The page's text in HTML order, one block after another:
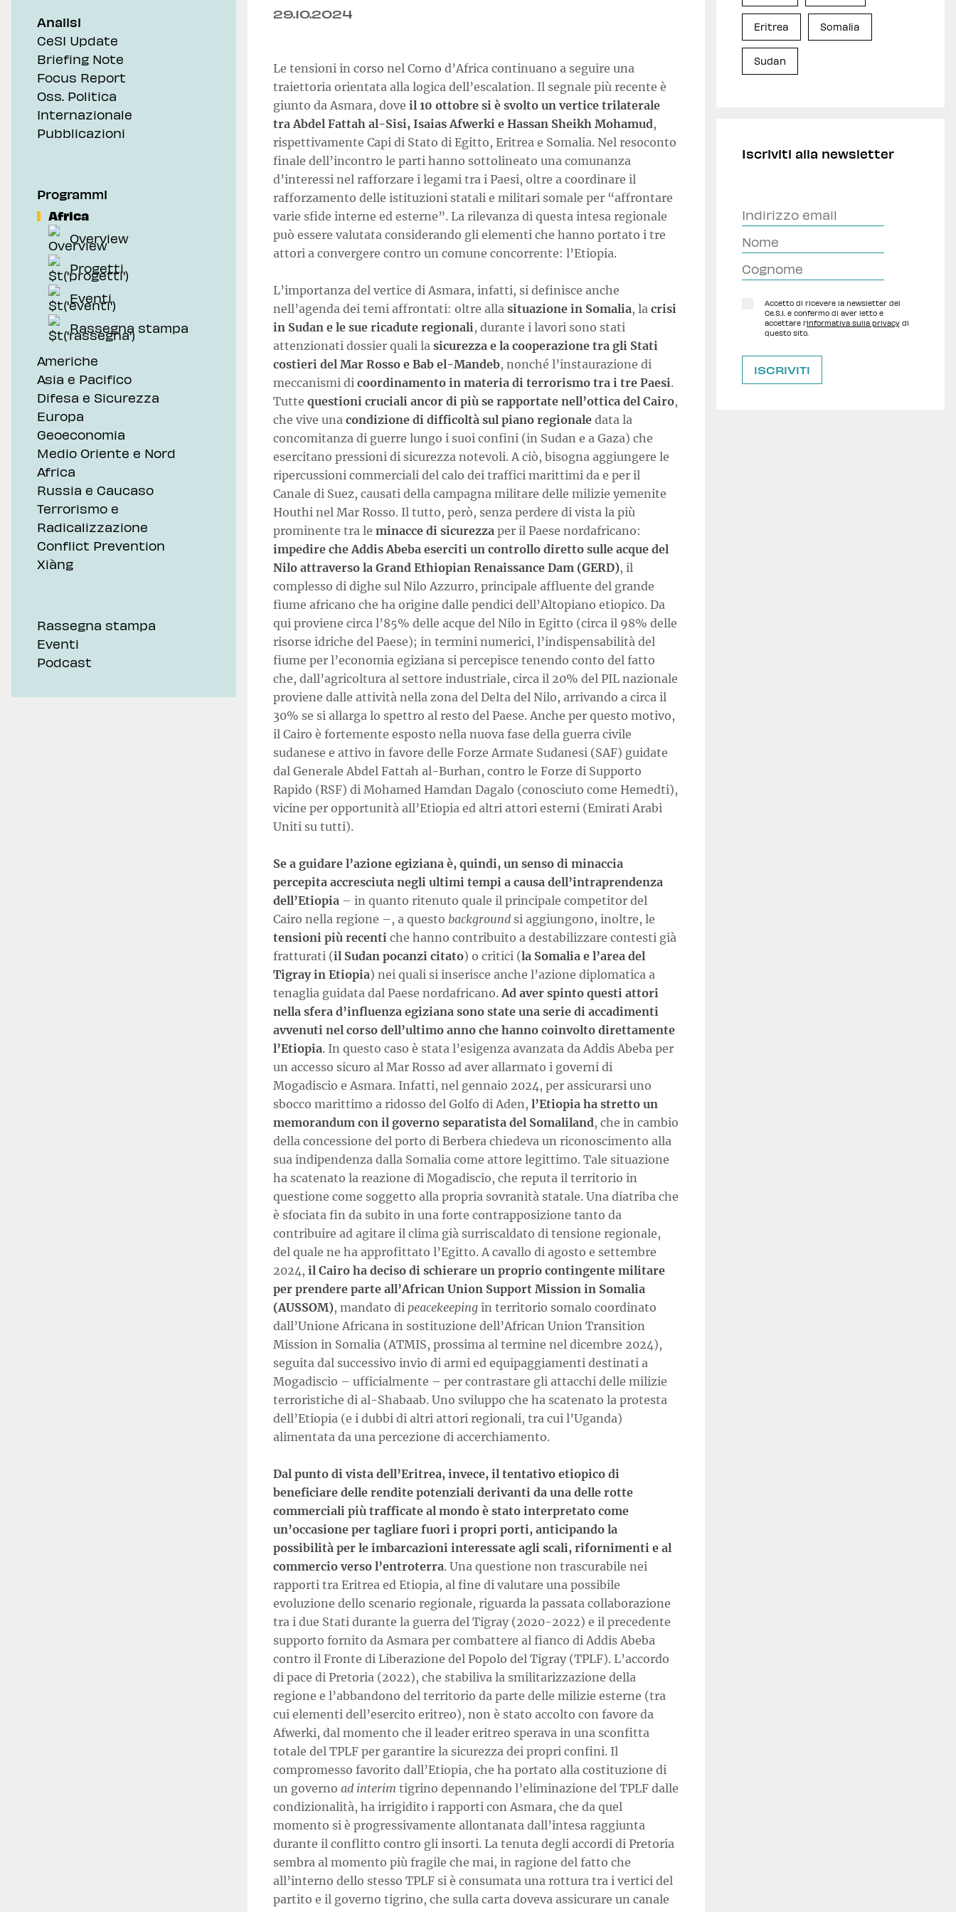
Analisi
CeSI Update
Briefing Note
Focus Report
Oss. Politica
Internazionale
Pubblicazioni
Programmi
Africa
Overview
Progetti
Eventi
Rassegna stampa
Americhe
Asia e Pacifico
Difesa e Sicurezza
Europa
Geoeconomia
Medio Oriente e Nord
Africa
Russia e Caucaso
Terrorismo e
Radicalizzazione
Conflict Prevention
Xiàng
Rassegna stampa
Eventi
Podcast
29.10.2024
Le tensioni in corso nel Corno d’Africa continuano a seguire una
traiettoria orientata alla logica dell’escalation. Il segnale più recente è
giunto da Asmara, dove il 10 ottobre si è svolto un vertice trilaterale
tra Abdel Fattah al-Sisi, Isaias Afwerki e Hassan Sheikh Mohamud,
rispettivamente Capi di Stato di Egitto, Eritrea e Somalia. Nel resoconto
finale dell’incontro le parti hanno sottolineato una comunanza
d’interessi nel rafforzare i legami tra i Paesi, oltre a coordinare il
rafforzamento delle istituzioni statali e militari somale per “affrontare
varie sfide interne ed esterne”. La rilevanza di questa intesa regionale
può essere valutata considerando gli elementi che hanno portato i tre
attori a convergere contro un comune concorrente: l’Etiopia.
L’importanza del vertice di Asmara, infatti, si definisce anche
nell’agenda dei temi affrontati: oltre alla situazione in Somalia, la crisi
in Sudan e le sue ricadute regionali, durante i lavori sono stati
attenzionati dossier quali la sicurezza e la cooperazione tra gli Stati
costieri del Mar Rosso e Bab el-Mandeb, nonché l’instaurazione di
meccanismi di coordinamento in materia di terrorismo tra i tre Paesi.
Tutte questioni cruciali ancor di più se rapportate nell’ottica del Cairo,
che vive una condizione di difficoltà sul piano regionale data la
concomitanza di guerre lungo i suoi confini (in Sudan e a Gaza) che
esercitano pressioni di sicurezza notevoli. A ciò, bisogna aggiungere le
ripercussioni commerciali del calo dei traffici marittimi da e per il
Canale di Suez, causati della campagna militare delle milizie yemenite
Houthi nel Mar Rosso. Il tutto, però, senza perdere di vista la più
prominente tra le minacce di sicurezza per il Paese nordafricano:
impedire che Addis Abeba eserciti un controllo diretto sulle acque del
Nilo attraverso la Grand Ethiopian Renaissance Dam (GERD), il
complesso di dighe sul Nilo Azzurro, principale affluente del grande
fiume africano che ha origine dalle pendici dell’Altopiano etiopico. Da
qui proviene circa l’85% delle acque del Nilo in Egitto (circa il 98% delle
risorse idriche del Paese); in termini numerici, l’indispensabilità del
fiume per l’economia egiziana si percepisce tenendo conto del fatto
che, dall’agricoltura al settore industriale, circa il 20% del PIL nazionale
proviene dalle attività nella zona del Delta del Nilo, arrivando a circa il
30% se si allarga lo spettro al resto del Paese. Anche per questo motivo,
il Cairo è fortemente esposto nella nuova fase della guerra civile
sudanese e attivo in favore delle Forze Armate Sudanesi (SAF) guidate
dal Generale Abdel Fattah al-Burhan, contro le Forze di Supporto
Rapido (RSF) di Mohamed Hamdan Dagalo (conosciuto come Hemedti),
vicine per opportunità all’Etiopia ed altri attori esterni (Emirati Arabi
Uniti su tutti).
Se a guidare l’azione egiziana è, quindi, un senso di minaccia
percepita accresciuta negli ultimi tempi a causa dell’intraprendenza
dell’Etiopia – in quanto ritenuto quale il principale competitor del
Cairo nella regione –, a questo background si aggiungono, inoltre, le
tensioni più recenti che hanno contribuito a destabilizzare contesti già
fratturati (il Sudan pocanzi citato) o critici (la Somalia e l’area del
Tigray in Etiopia) nei quali si inserisce anche l’azione diplomatica a
tenaglia guidata dal Paese nordafricano.Ad aver spinto questi attori
nella sfera d’influenza egiziana sono state una serie di accadimenti
avvenuti nel corso dell’ultimo anno che hanno coinvolto direttamente
l’Etiopia. In questo caso è stata l’esigenza avanzata da Addis Abeba per
un accesso sicuro al Mar Rosso ad aver allarmato i governi di
Mogadiscio e Asmara. Infatti, nel gennaio 2024, per assicurarsi uno
sbocco marittimo a ridosso del Golfo di Aden, l’Etiopia ha stretto un
memorandum con il governo separatista del Somaliland, che in cambio
della concessione del porto di Berbera chiedeva un riconoscimento alla
sua indipendenza dalla Somalia come attore legittimo. Tale situazione
ha scatenato la reazione di Mogadiscio, che reputa il territorio in
questione come soggetto alla propria sovranità statale. Una diatriba che
è sfociata fin da subito in una forte contrapposizione tanto da
contribuire ad agitare il clima già surriscaldato di tensione regionale,
del quale ne ha approfittato l’Egitto. A cavallo di agosto e settembre
2024, il Cairo ha deciso di schierare un proprio contingente militare
per prendere parte all’African Union Support Mission in Somalia
(AUSSOM), mandato di peacekeeping in territorio somalo coordinato
dall’Unione Africana in sostituzione dell’African Union Transition
Mission in Somalia (ATMIS, prossima al termine nel dicembre 2024),
seguita dal successivo invio di armi ed equipaggiamenti destinati a
Mogadiscio – ufficialmente – per contrastare gli attacchi delle milizie
terroristiche di al-Shabaab. Uno sviluppo che ha scatenato la protesta
dell’Etiopia (e i dubbi di altri attori regionali, tra cui l’Uganda)
alimentata da una percezione di accerchiamento.
Dal punto di vista dell’Eritrea, invece, il tentativo etiopico di
beneficiare delle rendite potenziali derivanti da una delle rotte
commerciali più trafficate al mondo è stato interpretato come
un’occasione per tagliare fuori i propri porti, anticipando la
possibilità per le imbarcazioni interessate agli scali, rifornimenti e al
commercio verso l’entroterra. Una questione non trascurabile nei
rapporti tra Eritrea ed Etiopia, al fine di valutare una possibile
evoluzione dello scenario regionale, riguarda la passata collaborazione
tra i due Stati durante la guerra del Tigray (2020-2022) e il precedente
supporto fornito da Asmara per combattere al fianco di Addis Abeba
contro il Fronte di Liberazione del Popolo del Tigray (TPLF). L’accordo
di pace di Pretoria (2022), che stabiliva la smilitarizzazione della
regione e l’abbandono del territorio da parte delle milizie esterne (tra
cui elementi dell’esercito eritreo), non è stato accolto con favore da
Afwerki, dal momento che il leader eritreo sperava in una sconfitta
totale del TPLF per garantire la sicurezza dei propri confini. Il
compromesso favorito dall’Etiopia, che ha portato alla costituzione di
un governo ad interim tigrino depennando l’eliminazione del TPLF dalle
condizionalità, ha irrigidito i rapporti con Asmara, che da quel
momento si è progressivamente allontanata dall’intesa raggiunta
durante il conflitto contro gli insorti. La tenuta degli accordi di Pretoria
sembra al momento più fragile che mai, in ragione del fatto che
all’interno dello stesso TPLF si è consumata una rottura tra i vertici del
partito e il governo tigrino, che sulla carta doveva assicurare un canale
Eritrea Somalia
Sudan
Iscriviti alla newsletter
Accetto di ricevere la newsletter del
Ce.S.I. e confermo di aver letto e
accettare l'Informativa sulla privacydi
questo sito.